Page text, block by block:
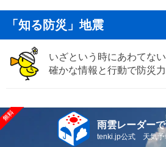
「知る防災」地震
いざという時にあわてな
確かな情報と行動で防災
雨雲レーダーで
tenki.jp公式 天気予